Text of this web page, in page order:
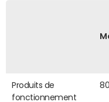
Produits de
fonctionnement